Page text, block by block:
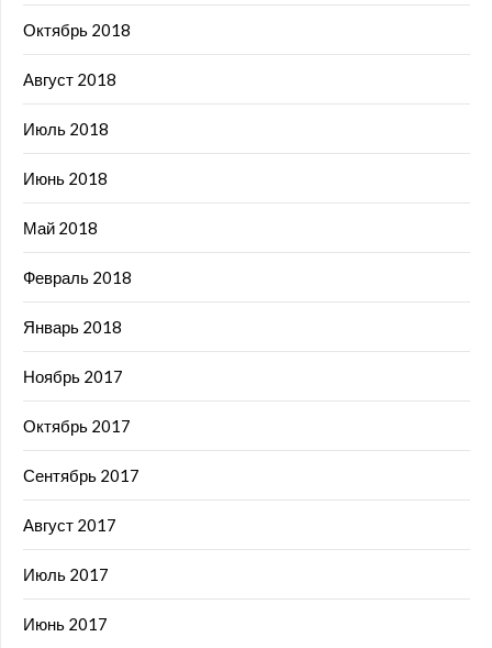
Октябрь 2018
Август 2018
Июль 2018
Июнь 2018
Май 2018
Февраль 2018
Январь 2018
Ноябрь 2017
Октябрь 2017
Сентябрь 2017
Август 2017
Июль 2017
Июнь 2017